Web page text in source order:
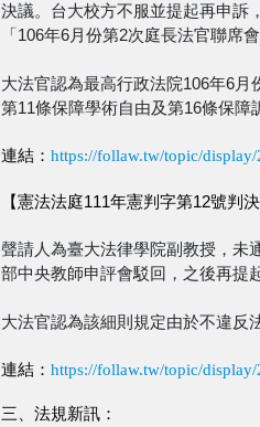
決議。台大校方不服並提起再申訴
「106年6月份第2次庭長法官聯席
大法官認為最高行政法院106年6
第11條保障學術自由及第16條保障
連結： https://follaw.tw/topic/display/
【憲法法庭111年憲判字第12號判決
聲請人為臺大法律學院副教授，未
部中央教師申評會駁回，之後再提
大法官認為該細則規定由於不違反
連結： https://follaw.tw/topic/display/
三、法規新訊：